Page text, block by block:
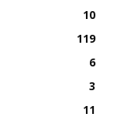
10
119
6
3
11